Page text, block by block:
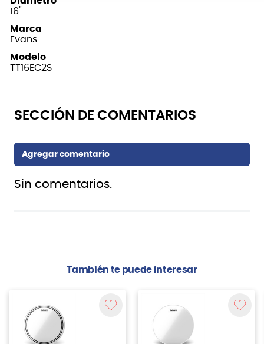
16"
Marca
Evans
Modelo
TT16EC2S
Sin comentarios.
También te puede interesar